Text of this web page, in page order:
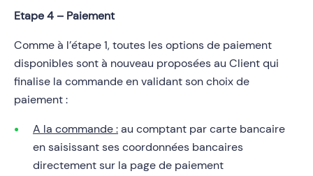
Etape 4 – Paiement
Comme à l’étape 1, toutes les options de paiement
disponibles sont à nouveau proposées au Client qui
finalise la commande en validant son choix de
paiement :
A la commande :au comptant par carte bancaire
en saisissant ses coordonnées bancaires
directement sur la page de paiement